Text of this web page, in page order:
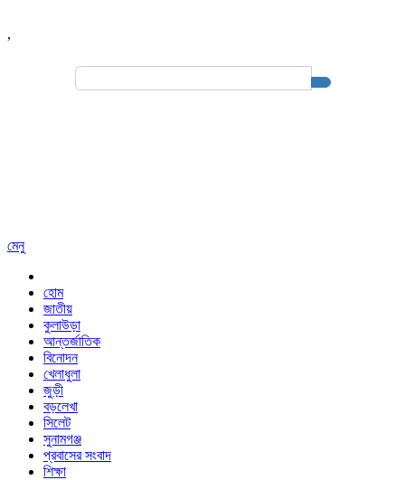
,
Search
মেনু
হোম
জাতীয়
কুলাউড়া
আন্তর্জাতিক
বিনোদন
খেলাধুলা
জুড়ী
বড়লেখা
সিলেট
সুনামগঞ্জ
প্রবাসের সংবাদ
শিক্ষা